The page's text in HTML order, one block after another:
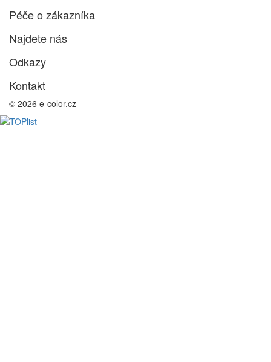
Péče o zákazníka
Najdete nás
Odkazy
Kontakt
© 2026 e-color.cz